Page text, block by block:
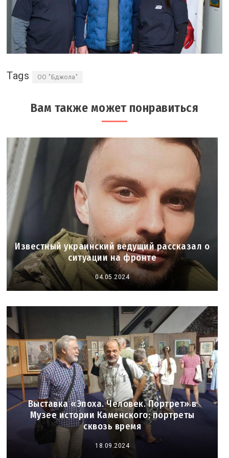
Tags ОО "Бджола"
Вам также может понравиться
Известный украинский ведущий рассказал о
ситуации на фронте
04.05.2024
Выставка «Эпоха. Человек. Портрет» в
Музее истории Каменского: портреты
сквозь время
18.09.2024